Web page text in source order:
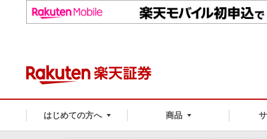
はじめての方へ 商品